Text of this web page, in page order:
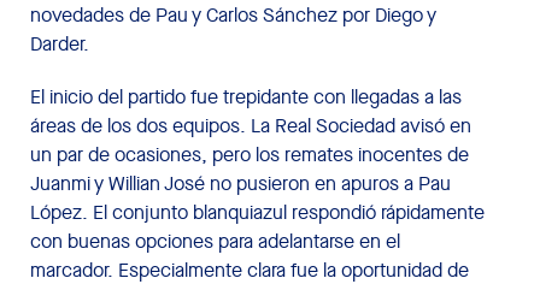
novedades de Pau y Carlos Sánchez por Diego y
Darder.
El inicio del partido fue trepidante con llegadas a las
áreas de los dos equipos. La Real Sociedad avisó en
un par de ocasiones, pero los remates inocentes de
Juanmi y Willian José no pusieron en apuros a Pau
López. El conjunto blanquiazul respondió rápidamente
con buenas opciones para adelantarse en el
marcador. Especialmente clara fue la oportunidad de